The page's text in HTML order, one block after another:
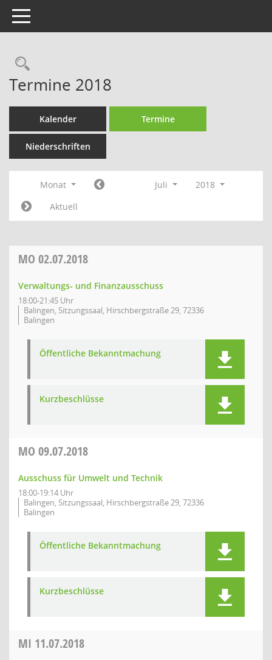
Toggle navigation
Rechercheauswahl
Termine 2018
Kalender Termine
Niederschriften
Monat Juli
2018
Aktuell
MO 02.07.2018
Verwaltungs- und Finanzausschuss
18:00-21:45 Uhr
Balingen, Sitzungssaal, Hirschbergstraße 29, 72336
Balingen
Öffentliche Bekanntmachung
Kurzbeschlüsse
MO 09.07.2018
Ausschuss für Umwelt und Technik
18:00-19:14 Uhr
Balingen, Sitzungssaal, Hirschbergstraße 29, 72336
Balingen
Öffentliche Bekanntmachung
Kurzbeschlüsse
MI 11.07.2018